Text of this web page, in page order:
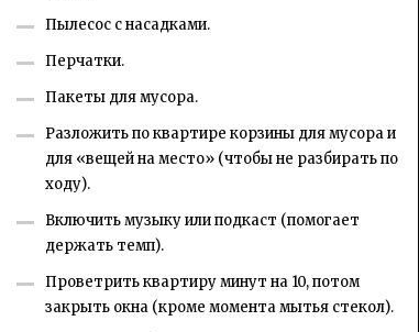
Пылесос с насадками.
Перчатки.
Пакеты для мусора.
Разложить по квартире корзины для мусора и
для «вещей на место» (чтобы не разбирать по
ходу).
Включить музыку или подкаст (помогает
держать темп).
Проветрить квартиру минут на 10, потом
закрыть окна (кроме момента мытья стекол).